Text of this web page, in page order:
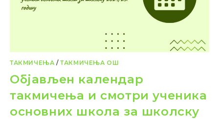
ТАКМИЧЕЊА /ТАКМИЧЕЊА ОШ
Објављен календар
такмичења и смотри ученика
основних школа за школску